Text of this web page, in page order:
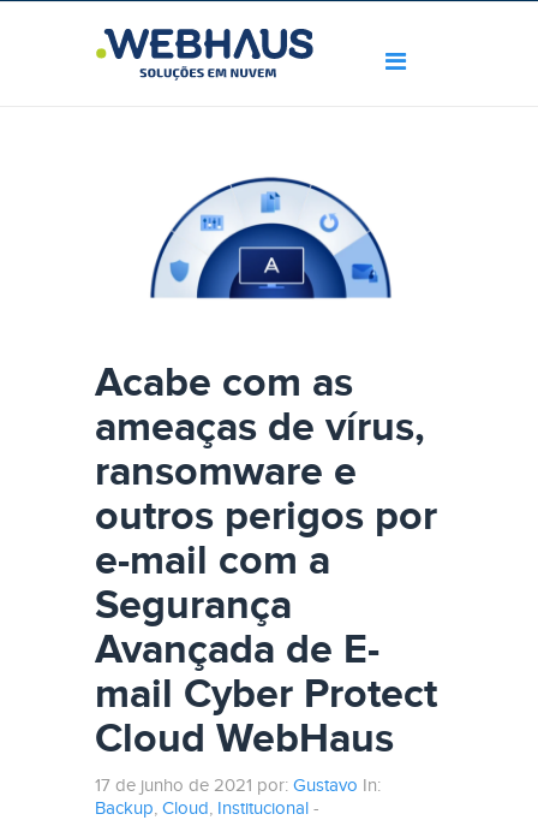
Acabe com as
ameaças de vírus,
ransomware e
outros perigos por
e-mail com a
Segurança
Avançada de E-
mail Cyber Protect
Cloud WebHaus
17 de junho de 2021 por: Gustavo In:
Backup, Cloud, Institucional -